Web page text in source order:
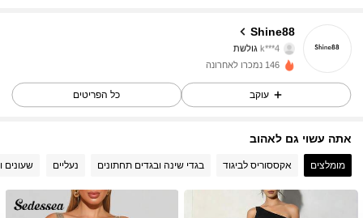
Shine88
k***4גולשת
4.73
30 עוקבים
4.73 30 עוקבים
4.73
4.73
4.73 30 עוקבים
146 נמכרו לאחרונה
עוקב כל הפריטים
אתה עשוי גם לאהוב
מומלצים אקססוריס לביגוד בגדי שינה ובגדים תחתונים נעליים שעונים